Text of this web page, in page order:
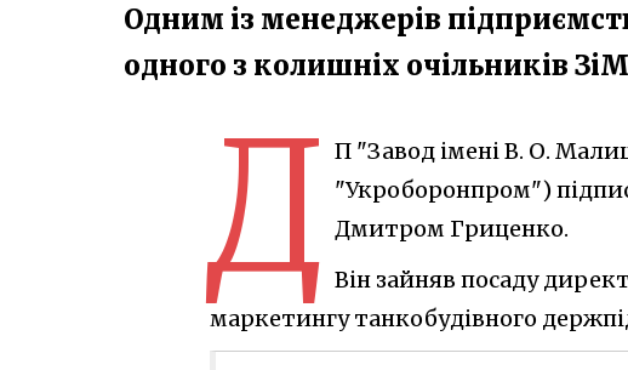
Одним із менеджерів
одного з колишніх очільників
Д П "Завод імені В. О.
"Укроборонпром")
Дмитром Гриценко.
Він зайняв посаду
маркетингу танкобудівного